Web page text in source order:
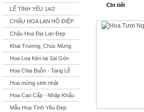
LỄ TÌNH YÊU 14/2
CHẬU HOA LAN HỒ ĐIỆP
Chậu Hoa Địa Lan Đẹp
Khai Trương, Chúc Mừng
Hoa Loa Kèn tại Sài Gòn
Hoa Chia Buồn - Tang Lễ
Hoa mừng sinh nhật
Hoa Cao Cấp - Nhập Khẩu
Mẫu Hoa Tình Yêu Đẹp
Chi tiết